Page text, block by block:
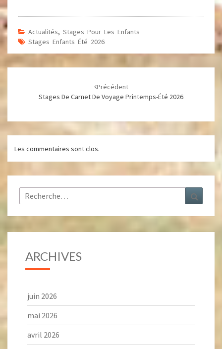
Actualités, Stages Pour Les Enfants
Stages Enfants Été 2026
d'article
Précédent
Stages De Carnet De Voyage Printemps-Été 2026
Les commentaires sont clos.
Rechercher :
ARCHIVES
juin 2026
mai 2026
avril 2026